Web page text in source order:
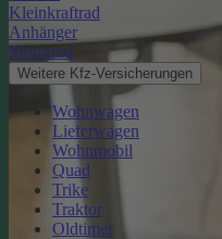
Kleinkraftrad
Anhänger
Motorrad
Weitere Kfz-Versicherungen
Wohnwagen
Lieferwagen
Wohnmobil
Quad
Trike
Traktor
Oldtimer